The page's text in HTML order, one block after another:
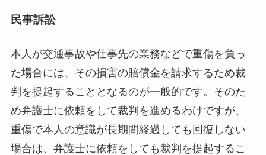
民事訴訟
本人が交通事故や仕事先の業務などで重傷を負っ
た場合には、その損害の賠償金を請求するため裁
判を提起することとなるのが一般的です。そのた
め弁護士に依頼をして裁判を進めるわけですが、
重傷で本人の意識が長期間経過しても回復しない
場合は、弁護士に依頼をしても裁判を提起するこ